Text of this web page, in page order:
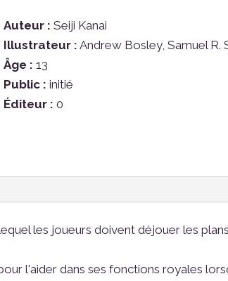
Auteur : Seiji Kanai
Illustrateur : Andrew Bosley, Samuel R.
Âge : 13
Public : initié
Éditeur : 0
les joueurs doivent déjouer les
l'aider dans ses fonctions royales